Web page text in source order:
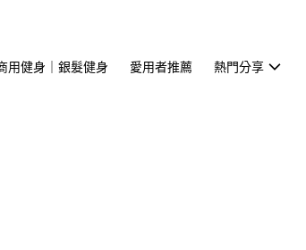
用健身｜銀髮健身 愛用者推薦 熱門分享